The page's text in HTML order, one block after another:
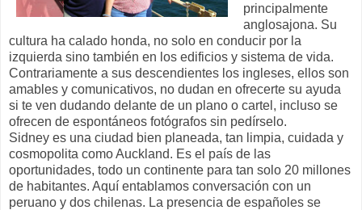
principalmente
anglosajona. Su
cultura ha calado honda, no solo en conducir por la
izquierda sino también en los edificios y sistema de vida.
Contrariamente a sus descendientes los ingleses, ellos son
amables y comunicativos, no dudan en ofrecerte su ayuda
si te ven dudando delante de un plano o cartel, incluso se
ofrecen de espontáneos fotógrafos sin pedírselo.
Sidney es una ciudad bien planeada, tan limpia, cuidada y
cosmopolita como Auckland. Es el país de las
oportunidades, todo un continente para tan solo 20 millones
de habitantes. Aquí entablamos conversación con un
peruano y dos chilenas. La presencia de españoles se